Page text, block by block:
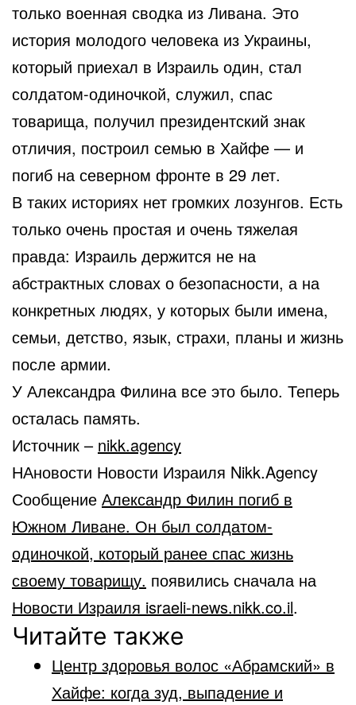
только военная сводка из Ливана. Это
история молодого человека из Украины,
который приехал в Израиль один, стал
солдатом-одиночкой, служил, спас
товарища, получил президентский знак
отличия, построил семью в Хайфе — и
погиб на северном фронте в 29 лет.
В таких историях нет громких лозунгов. Есть
только очень простая и очень тяжелая
правда: Израиль держится не на
абстрактных словах о безопасности, а на
конкретных людях, у которых были имена,
семьи, детство, язык, страхи, планы и жизнь
после армии.
У Александра Филина все это было. Теперь
осталась память.
Источник – nikk.agency
НАновости Новости Израиля Nikk.Agency
Сообщение Александр Филин погиб в
Южном Ливане. Он был солдатом-
одиночкой, который ранее спас жизнь
своему товарищу. появились сначала на
Новости Израиля israeli-news.nikk.co.il.
Читайте также
Центр здоровья волос «Абрaмский» в
Хайфе: когда зуд, выпадение и